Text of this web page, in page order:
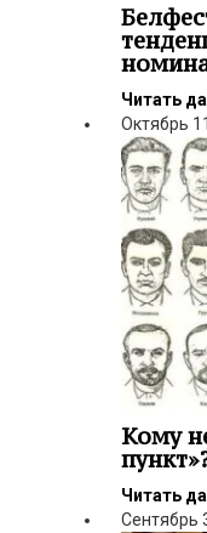
Читать
Октябрь 11
Кому
Читать
Сентябрь